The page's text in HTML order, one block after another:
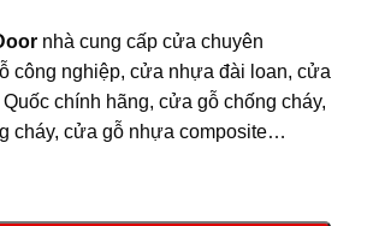
nhà cung cấp cửa chuyên
công nghiệp, cửa nhựa đài loan, cửa
chính hãng, cửa gỗ chống cháy,
cháy, cửa gỗ nhựa composite…